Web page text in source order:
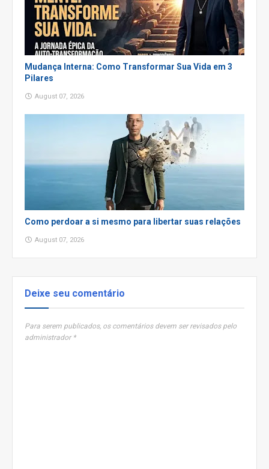
Mudança Interna: Como Transformar Sua Vida em 3
Pilares
August 07, 2026
Como perdoar a si mesmo para libertar suas relações
August 07, 2026
Deixe seu comentário
Para serem publicados, os comentários devem ser revisados pelo
administrador *